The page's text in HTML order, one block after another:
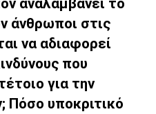
άνθρωποι στις
να αδιαφορεί
που
για την
Πόσο υποκριτικό